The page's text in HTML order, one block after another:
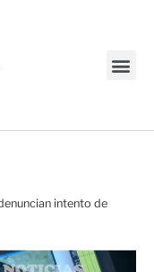
intento de